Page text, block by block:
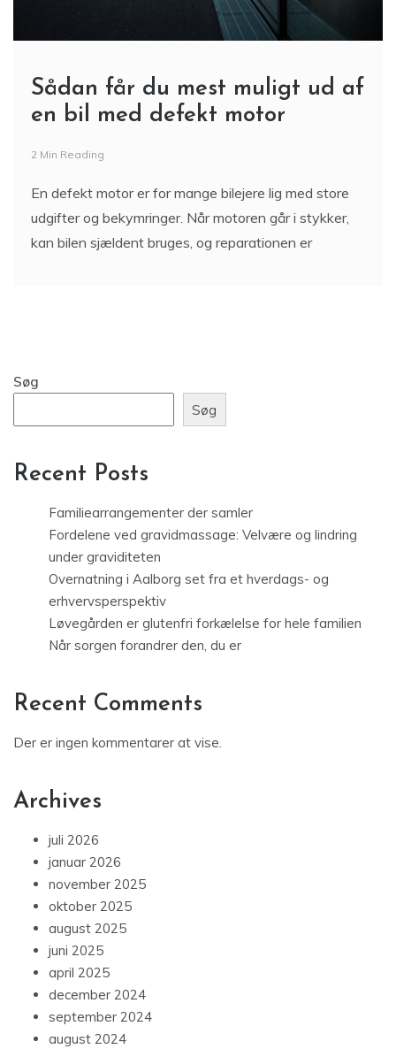
Sådan får du mest muligt ud af
en bil med defekt motor
2 Min Reading
En defekt motor er for mange bilejere lig med store
udgifter og bekymringer. Når motoren går i stykker,
kan bilen sjældent bruges, og reparationen er
Søg
Søg
Recent Posts
Familiearrangementer der samler
Fordelene ved gravidmassage: Velvære og lindring
under graviditeten
Overnatning i Aalborg set fra et hverdags- og
erhvervsperspektiv
Løvegården er glutenfri forkælelse for hele familien
Når sorgen forandrer den, du er
Recent Comments
Der er ingen kommentarer at vise.
Archives
juli 2026
januar 2026
november 2025
oktober 2025
august 2025
juni 2025
april 2025
december 2024
september 2024
august 2024